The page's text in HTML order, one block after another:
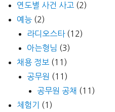
연도별 사건 사고 (2)
예능 (2)
라디오스타(12)
아는형님 (3)
채용 정보 (11)
공무원 (11)
공무원 공채 (11)
체험기
(1)